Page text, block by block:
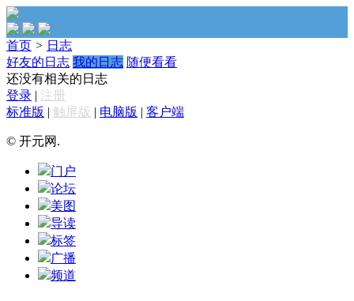
首页 > 日志
好友的日志 我的日志 随便看看
还没有相关的日志
登录 | 注册
标准版 | 触屏版 | 电脑版 | 客户端
© 开元网.
门户
论坛
美图
导读
标签
广播
频道